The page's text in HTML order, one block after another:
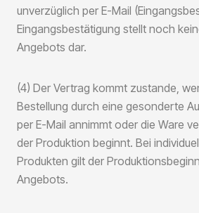
unverzüglich per E-Mail
Eingangsbestätigung stellt noch
Angebots dar.
(4) Der Vertrag kommt zustande,
Bestellung durch eine gesonderte
per E-Mail annimmt oder die Ware
der Produktion beginnt. Bei
Produkten gilt der
Angebots.